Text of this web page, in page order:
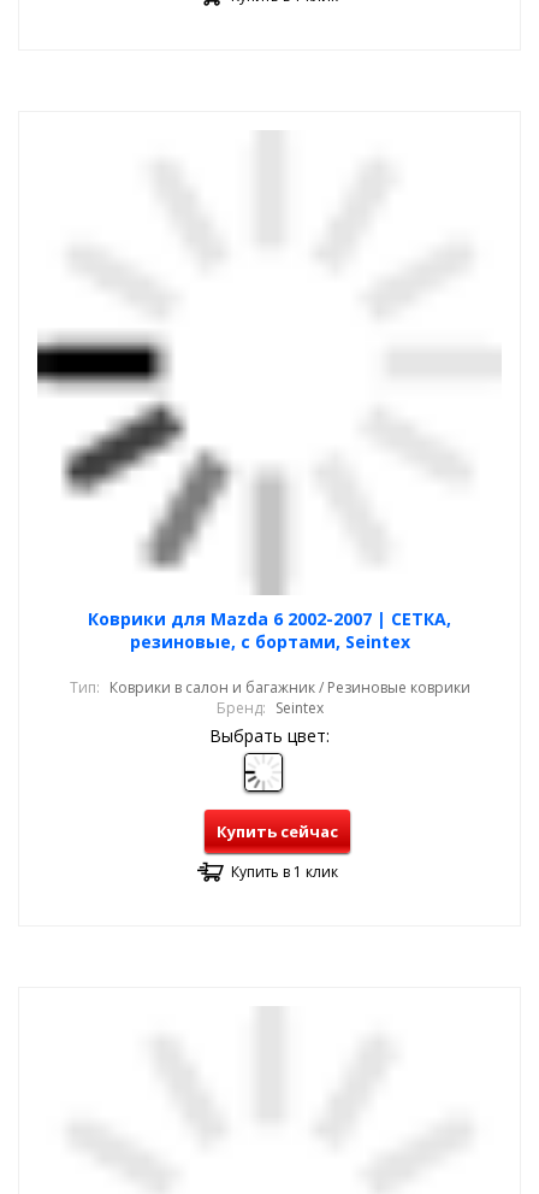
Коврики для Mazda 6 2002-2007 | СЕТКА,
резиновые, с бортами, Seintex
Тип: Коврики в салон и багажник / Резиновые коврики
Бренд: Seintex
Выбрать цвет:
Купить сейчас
Купить в 1 клик